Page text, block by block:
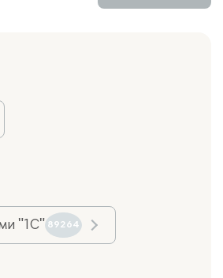
"1С" 89264